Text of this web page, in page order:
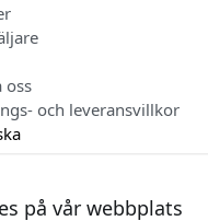
oss
och leveransvillkor
på vår webbplats